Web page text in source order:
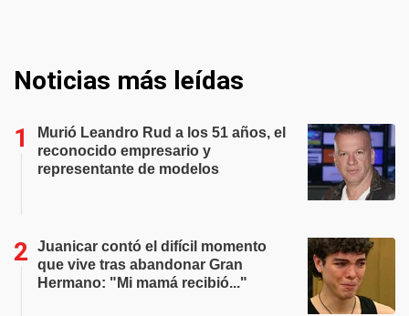
Noticias más leídas
Murió Leandro Rud a los 51 años, el
reconocido empresario y
representante de modelos
Juanicar contó el difícil momento
que vive tras abandonar Gran
Hermano: "Mi mamá recibió..."